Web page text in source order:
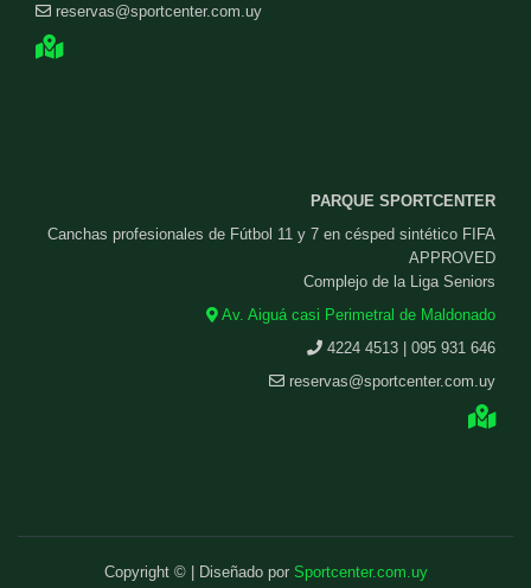
reservas@sportcenter.com.uy
PARQUE SPORTCENTER
Canchas profesionales de Fútbol 11 y 7 en césped sintético FIFA
APPROVED
Complejo de la Liga Seniors
Av. Aiguá casi Perimetral de Maldonado
4224 4513 | 095 931 646
reservas@sportcenter.com.uy
Copyright © | Diseñado por Sportcenter.com.uy